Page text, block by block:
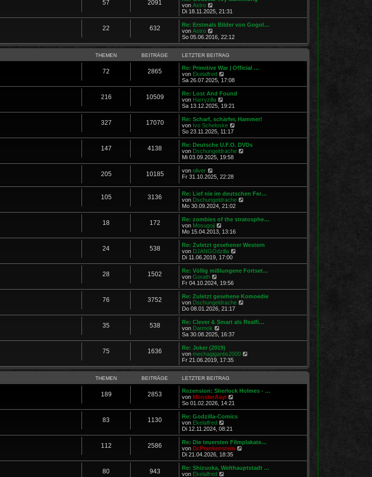
r
g
B
e
i
r
g
s
t
r
B
e
i
t
r
a
57 2091
von Astro
e
u
e
t
r
B
e
i
t
r
g
Di 18.11.2025, 21:31
22 632
Re: Erstmals Bilder von Gogol…
von Astro
e
u
e
s
t
e
r
B
e
i
t
r
So 05.06.2016, 22:12
THEMEN BEITRÄGE LETZTER BEITRAG
72 2865
Re: Primitive War | Official …
von Ekelalfred
e
u
e
t
r
B
e
i
r
a
g
Sa 26.07.2025, 17:08
216 10509
Re: Lost And Found
von Harryzilla
e
u
e
s
t
r
B
e
i
a
g
Sa 13.12.2025, 19:21
327 17070
Re: Scharf, schärfer, Hammer!
von Ivo Scheloske
u
e
s
i
t
r
a
g
So 23.11.2025, 11:17
147 4138
Re: Deutsche U.F.O. DVDs
von Dschungeldrache
u
e
r
i
t
g
Mi 03.09.2025, 19:58
205 10185 von oliver
e
e
s
t
e
r
B
e
i
t
r
a
g
Fr 31.10.2025, 22:28
105 3136
Re: Lief nie im deutschen Fer…
von Dschungeldrache
u
e
r
B
r
Mo 30.09.2024, 21:02
18 172
Re: zombies of the stratosphe…
von Mosugoji
e
u
e
s
t
B
e
i
r
a
g
Mo 15.04.2013, 13:16
24 538
Re: Zuletzt gesehener Western
von DJANGOdzilla
u
e
B
e
r
Di 11.06.2019, 17:00
28 1502
Re: Völlig mißlungene Fortset…
von Gorath
e
u
e
s
t
e
r
B
e
i
r
a
g
Fr 04.10.2024, 19:56
76 3752
Re: Zuletzt gesehene Komoedie
von Dschungeldrache
u
e
B
e
t
g
Do 08.01.2026, 21:17
35 538
Re: Clever & Smart als Realfi…
von Darmok
e
u
e
s
t
r
B
e
i
t
r
g
Sa 30.08.2025, 16:37
75 1636
Re: Joker (2019)
von mechagigantis2000
u
e
t
e
e
g
Fr 21.06.2019, 17:35
THEMEN BEITRÄGE LETZTER BEITRAG
189 2853
Rezension: Sherlock Holmes - …
von MonsterAsyl
u
e
r
B
e
r
So 01.02.2026, 14:21
83 1130
Re: Godzilla-Comics
von Ekelalfred
e
u
e
s
t
r
B
Di 12.11.2024, 08:21
112 2586
Re: Die teuersten Filmplakate…
von Dr.Prankenstein
u
e
s
Di 21.04.2026, 18:35
80 943
Re: Shizuoka, Welthauptstadt …
von Ekelalfred